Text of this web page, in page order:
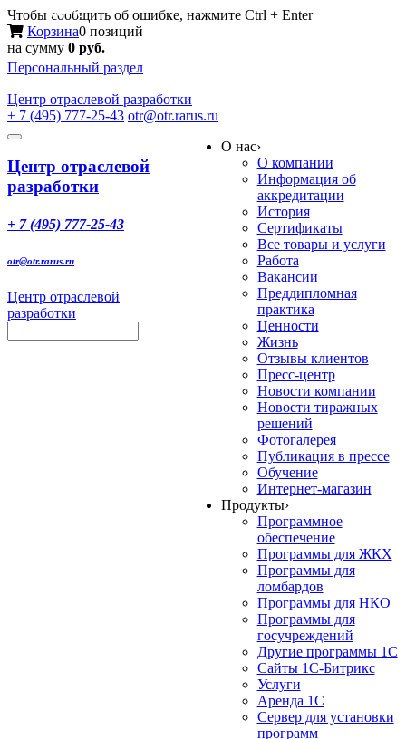
Чтобы сообщить об ошибке, нажмите Ctrl + Enter
Корзина0 позиций
на сумму 0 руб.
Персональный раздел
Центр отраслевой разработки
+ 7 (495) 777-25-43 otr@otr.rarus.ru
Toggle
Меню
Центр отраслевой
разработки
+ 7 (495) 777-25-43
otr@otr.rarus.ru
Центр отраслевой
разработки
О нас›
О компании
Информация об
аккредитации
История
Сертификаты
Все товары и услуги
Работа
Вакансии
Преддипломная
практика
Ценности
Жизнь
Отзывы клиентов
Пресс-центр
Новости компании
Новости тиражных
решений
Фотогалерея
Публикация в прессе
Обучение
Интернет-магазин
Продукты›
Программное
обеспечение
Программы для ЖКХ
Программы для
ломбардов
Программы для НКО
Программы для
госучреждений
Другие программы 1С
Сайты 1С-Битрикс
Услуги
Аренда 1С
Сервер для установки
программ